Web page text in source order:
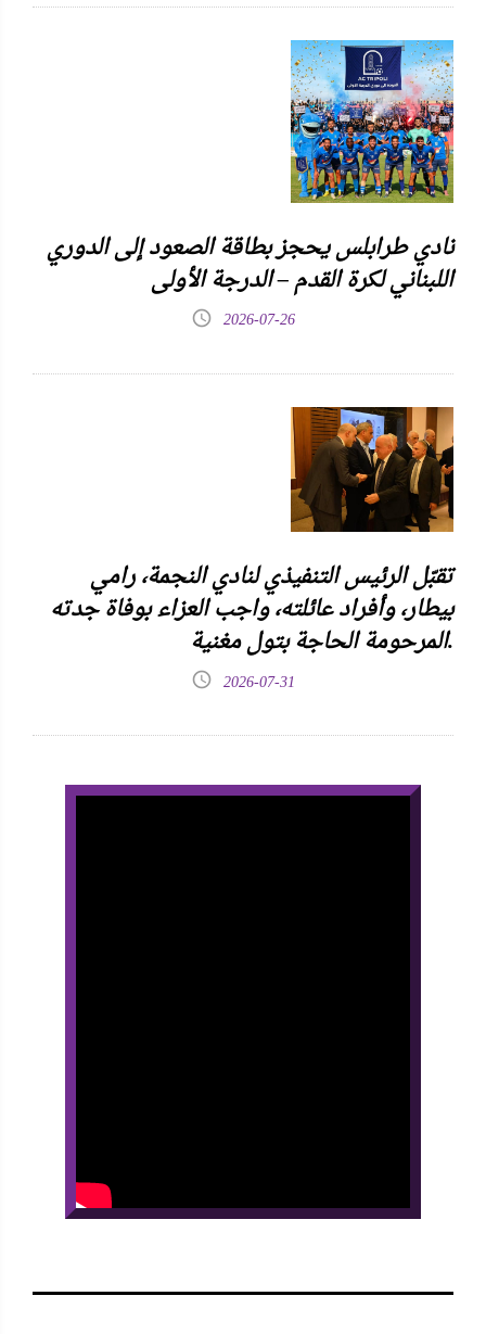
نادي طرابلس يحجز بطاقة الصعود إلى الدوري
اللبناني لكرة القدم – الدرجة الأولى
2026-07-26
تقبّل الرئيس التنفيذي لنادي النجمة، رامي
بيطار، وأفراد عائلته، واجب العزاء بوفاة جدته
المرحومة الحاجة بتول مغنية.
2026-07-31